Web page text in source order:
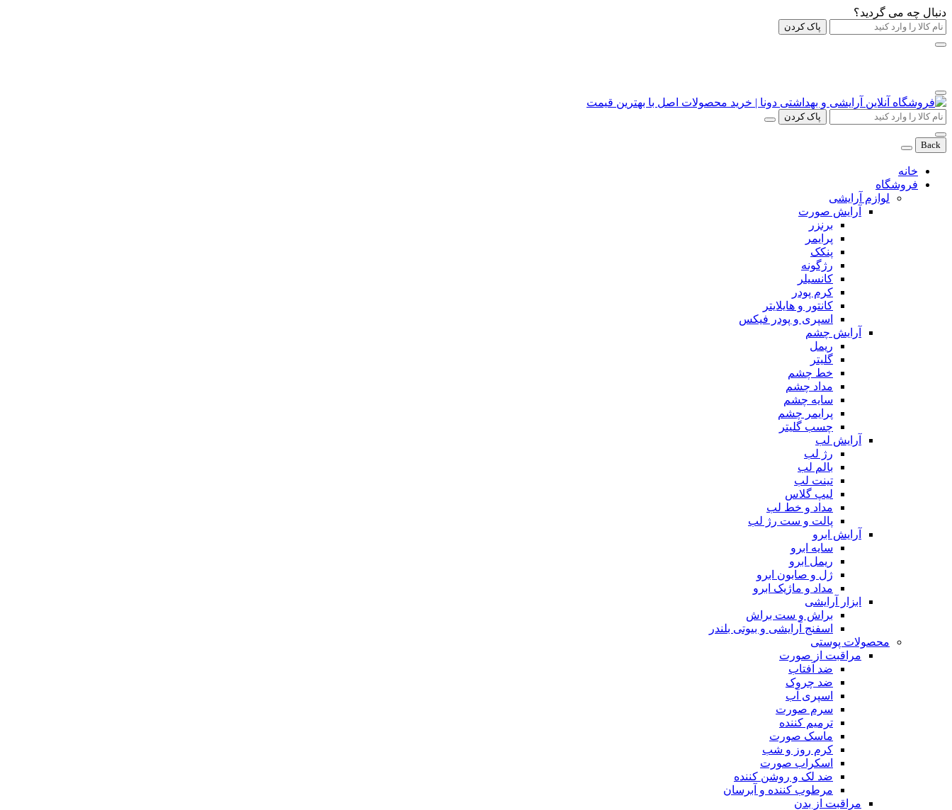
دنبال چه می گردید؟
پاک کردن
پاک کردن
Back
خانه
فروشگاه
لوازم آرایشی
آرایش صورت
برنزر
پرایمر
پنکک
رژگونه
کانسیلر
کرم پودر
کانتور و هایلایتر
اسپری و پودر فیکس
آرایش چشم
ریمل
گلیتر
خط چشم
مداد چشم
سایه چشم
پرایمر چشم
چسب گلیتر
آرایش لب
رژ لب
بالم لب
تینت لب
لیپ گلاس
مداد و خط لب
پالت و ست رژ لب
آرایش ابرو
سایه ابرو
ریمل ابرو
ژل و صابون ابرو
مداد و ماژیک ابرو
ابزار آرایشی
براش و ست براش
اسفنج آرایشی و بیوتی بلندر
محصولات پوستی
مراقبت از صورت
ضد آفتاب
ضد چروک
اسپری آب
سرم صورت
ترمیم کننده
ماسک صورت
کرم روز و شب
اسکراب صورت
ضد لک و روشن کننده
مرطوب کننده و آبرسان
مراقبت از بدن